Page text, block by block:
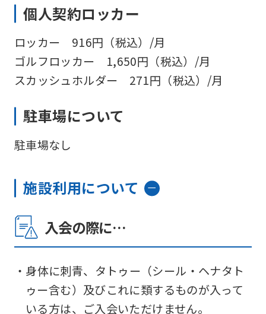
個人契約ロッカー
ロッカー 916円（税込）/月
ゴルフロッカー 1,650円（税込）/月
スカッシュホルダー 271円（税込）/月
駐車場について
駐車場なし
施設利用について
入会の際に…
・身体に刺青、タトゥー（シール・ヘナタト
ゥー含む）及びこれに類するものが入って
いる方は、ご入会いただけません。